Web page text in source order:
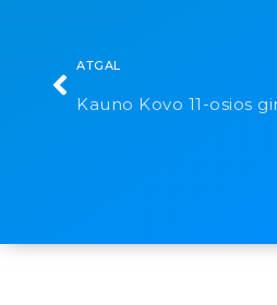
ATGAL
Kauno Kovo 11-osios